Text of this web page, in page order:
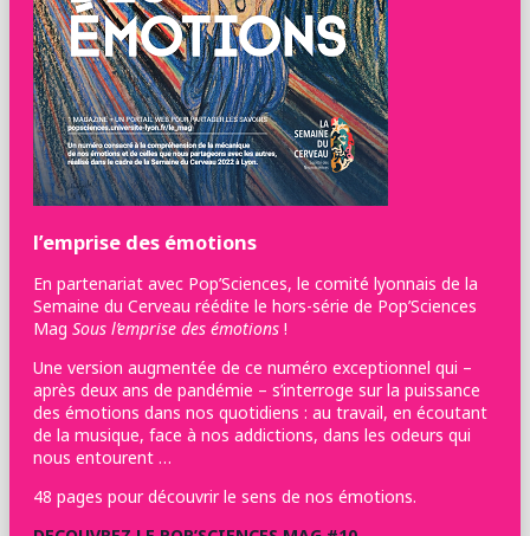
l’emprise des émotions
En partenariat avec Pop’Sciences, le comité lyonnais de la
Semaine du Cerveau réédite le hors-série de Pop’Sciences
Mag Sous l’emprise des émotions !
Une version augmentée de ce numéro exceptionnel qui –
après deux ans de pandémie – s’interroge sur la puissance
des émotions dans nos quotidiens : au travail, en écoutant
de la musique, face à nos addictions, dans les odeurs qui
nous entourent …
48 pages pour découvrir le sens de nos émotions.